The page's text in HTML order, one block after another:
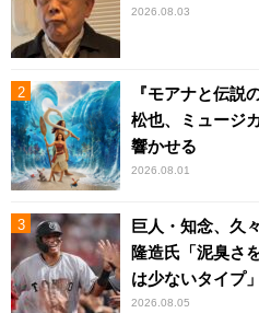
2026.08.03
『モアナと伝説
松也、ミュージ
響かせる
2026.08.01
巨人・知念、久
隆造氏「泥臭さ
は少ないタイプ」
2026.08.05